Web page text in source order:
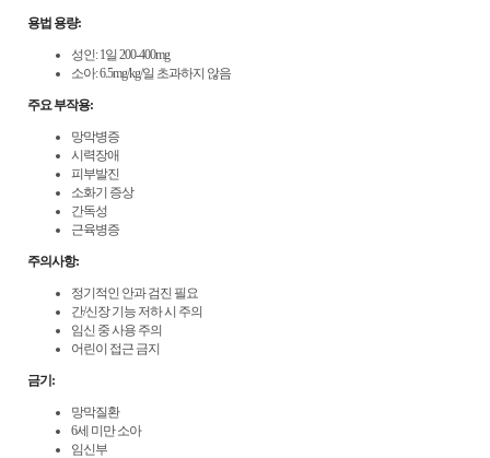
용법 용량:
성인: 1일 200-400mg
소아: 6.5mg/kg/일 초과하지 않음
주요 부작용:
망막병증
시력장애
피부발진
소화기 증상
간독성
근육병증
주의사항:
정기적인 안과 검진 필요
간/신장 기능 저하 시 주의
임신 중 사용 주의
어린이 접근 금지
금기:
망막질환
6세 미만 소아
임신부